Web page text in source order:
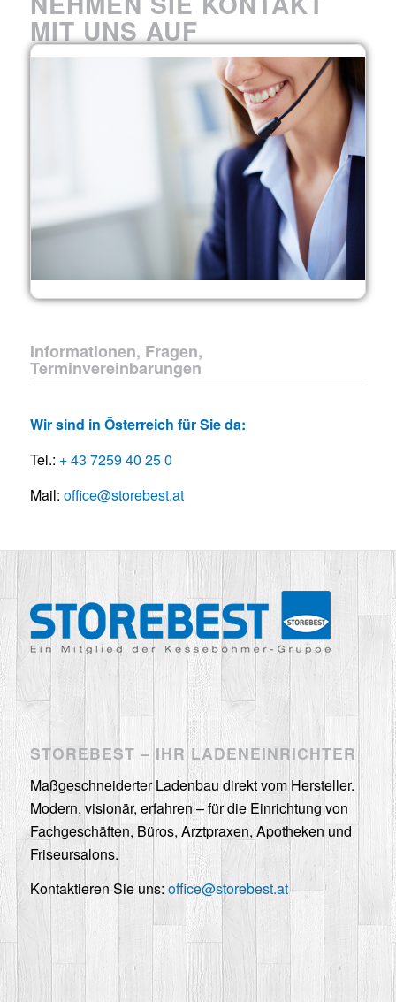
MIT UNS AUF
Informationen, Fragen,
Terminvereinbarungen
Wir sind in Österreich für Sie da:
Tel.: + 43 7259 40 25 0
Mail: office@storebest.at
STOREBEST – IHR LADENEINRICHTER
Maßgeschneiderter Ladenbau direkt vom Hersteller.
Modern, visionär, erfahren – für die Einrichtung von
Fachgeschäften, Büros, Arztpraxen, Apotheken und
Friseursalons.
Kontaktieren Sie uns: office@storebest.at